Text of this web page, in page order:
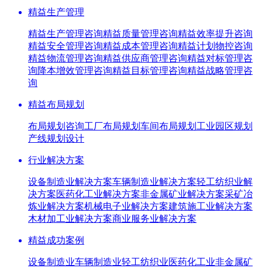
精益生产管理
精益生产管理咨询精益质量管理咨询精益效率提升咨询
精益安全管理咨询精益成本管理咨询精益计划物控咨询
精益物流管理咨询精益供应商管理咨询精益对标管理咨
询降本增效管理咨询精益目标管理咨询精益战略管理咨
询
精益布局规划
布局规划咨询工厂布局规划 车间布局规划 工业园区规划
产线规划设计
行业解决方案
设备制造业解决方案车辆制造业解决方案轻工纺织业解
决方案医药化工业解决方案非金属矿业解决方案采矿冶
炼业解决方案机械电子业解决方案建筑施工业解决方案
木材加工业解决方案商业服务业解决方案
精益成功案例
设备制造业车辆制造业轻工纺织业医药化工业非金属矿